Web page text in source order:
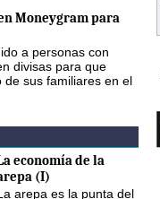
Moneygram para
a personas con
divisas para que
de sus familiares en el
economía de la
(I)
arepa es la punta del